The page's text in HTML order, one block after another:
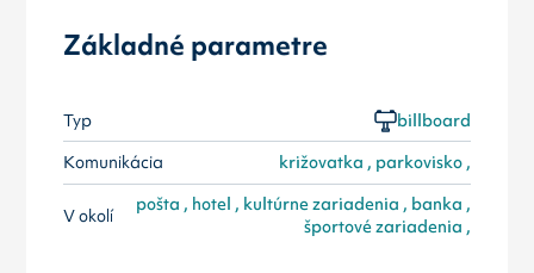
Základné parametre
Typ
billboard
Komunikácia
križovatka , parkovisko ,
V okolí
pošta , hotel , kultúrne zariadenia , banka ,
športové zariadenia ,